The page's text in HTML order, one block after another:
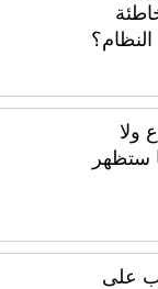
ولا
ستظهر
على